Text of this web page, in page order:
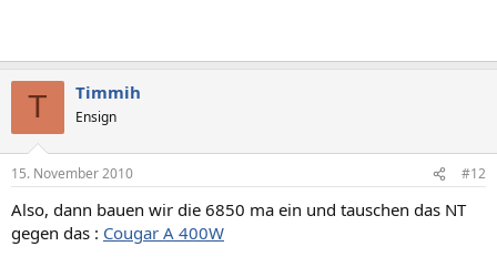
T Timmih
Ensign
15. November 2010 #12
Also, dann bauen wir die 6850 ma ein und tauschen das NT
gegen das : Cougar A 400W